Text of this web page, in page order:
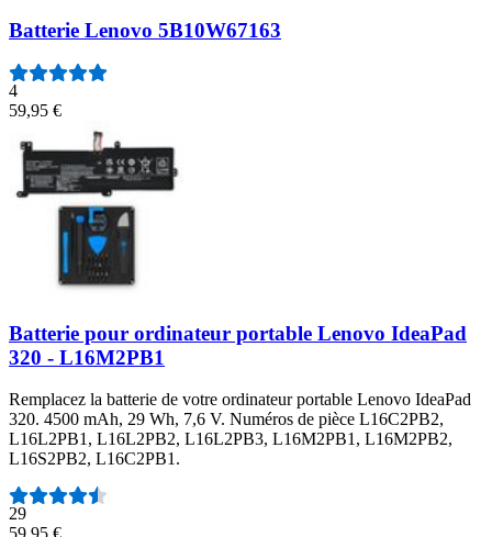
Batterie Lenovo 5B10W67163
4
59,95 €
Batterie pour ordinateur portable Lenovo IdeaPad
320 - L16M2PB1
Remplacez la batterie de votre ordinateur portable Lenovo IdeaPad
320. 4500 mAh, 29 Wh, 7,6 V. Numéros de pièce L16C2PB2,
L16L2PB1, L16L2PB2, L16L2PB3, L16M2PB1, L16M2PB2,
L16S2PB2, L16C2PB1.
Nombre d'avis :
29